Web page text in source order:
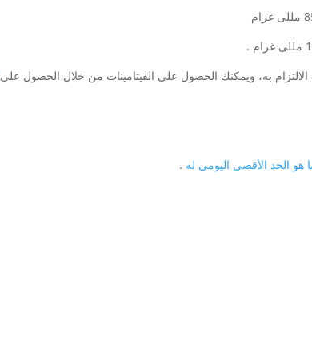
به، ويمكنك الحصول على الفيتامينات من خلال الحصول على
هو الحد الأقصى اليومي له .